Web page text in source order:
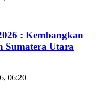
: Kembangkan
Sumatera Utara
06:20